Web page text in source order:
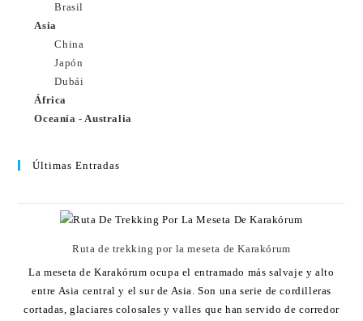
Brasil
Asia
China
Japón
Dubái
África
Oceanía - Australia
Últimas Entradas
Ruta de trekking por la meseta de Karakórum
La meseta de Karakórum ocupa el entramado más salvaje y alto
entre Asia central y el sur de Asia. Son una serie de cordilleras
cortadas, glaciares colosales y valles que han servido de corredor